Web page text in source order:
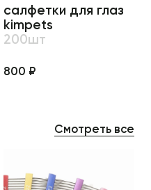
салфетки для глаз
kimpets
200шт
800 ₽
Смотреть все